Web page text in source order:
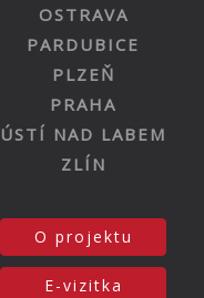
OSTRAVA
PARDUBICE
PLZEŇ
PRAHA
ÚSTÍ NAD LABEM
ZLÍN
O projektu
E-vizitka